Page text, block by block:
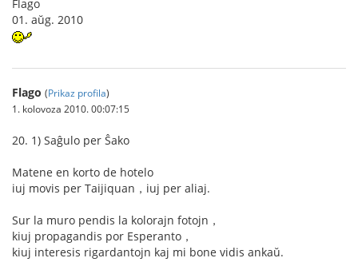
Flago
01. aŭg. 2010
Flago (Prikaz profila)
1. kolovoza 2010. 00:07:15
20. 1) Saĝulo per Ŝako
Matene en korto de hotelo
iuj movis per Taijiquan，iuj per aliaj.
Sur la muro pendis la kolorajn fotojn，
kiuj propagandis por Esperanto，
kiuj interesis rigardantojn kaj mi bone vidis ankaŭ.